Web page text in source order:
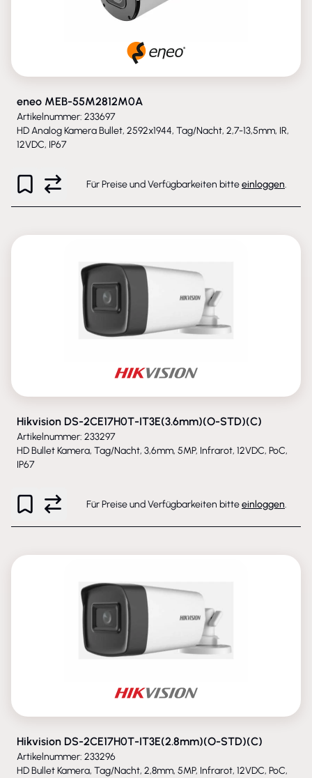
eneo MEB-55M2812M0A
Artikelnummer: 233697
HD Analog Kamera Bullet, 2592x1944, Tag/Nacht, 2,7-13,5mm, IR,
12VDC, IP67
Für Preise und Verfügbarkeiten bitteeinloggen.
Hikvision DS-2CE17H0T-IT3E(3.6mm)(O-STD)(C)
Artikelnummer: 233297
HD Bullet Kamera, Tag/Nacht, 3,6mm, 5MP, Infrarot, 12VDC, PoC,
IP67
Für Preise und Verfügbarkeiten bitteeinloggen.
Hikvision DS-2CE17H0T-IT3E(2.8mm)(O-STD)(C)
Artikelnummer: 233296
HD Bullet Kamera, Tag/Nacht, 2,8mm, 5MP, Infrarot, 12VDC, PoC,